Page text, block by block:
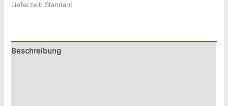
Lieferzeit: Standard
Beschreibung